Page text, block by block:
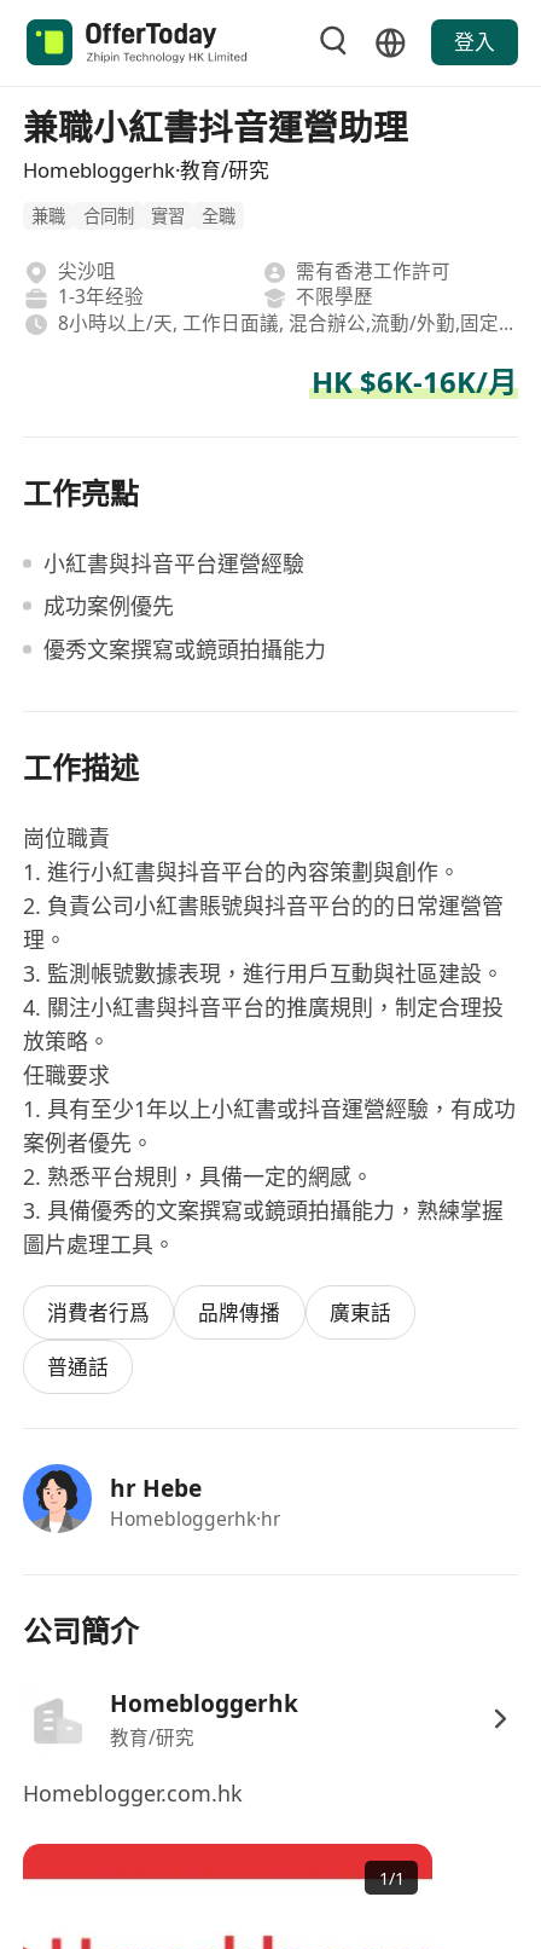
登入
兼職小紅書抖音運營助理
Homebloggerhk·教育/研究
兼職 合同制 實習 全職
尖沙咀
需有香港工作許可
1-3年经验
不限學歷
8小時以上/天, 工作日面議, 混合辦公,流動/外勤,固定坐班
HK $6K-16K/月
工作亮點
小紅書與抖音平台運營經驗
成功案例優先
優秀文案撰寫或鏡頭拍攝能力
工作描述
崗位職責
1. 進行小紅書與抖音平台的內容策劃與創作。
2. 負責公司小紅書賬號與抖音平台的的日常運營管
理。
3. 監測帳號數據表現，進行用戶互動與社區建設。
4. 關注小紅書與抖音平台的推廣規則，制定合理投
放策略。
任職要求
1. 具有至少1年以上小紅書或抖音運營經驗，有成功
案例者優先。
2. 熟悉平台規則，具備一定的網感。
3. 具備優秀的文案撰寫或鏡頭拍攝能力，熟練掌握
圖片處理工具。
消費者行爲 品牌傳播
廣東話
普通話
hr Hebe
Homebloggerhk·hr
公司簡介
Homebloggerhk
教育/研究
Homeblogger.com.hk
1/1